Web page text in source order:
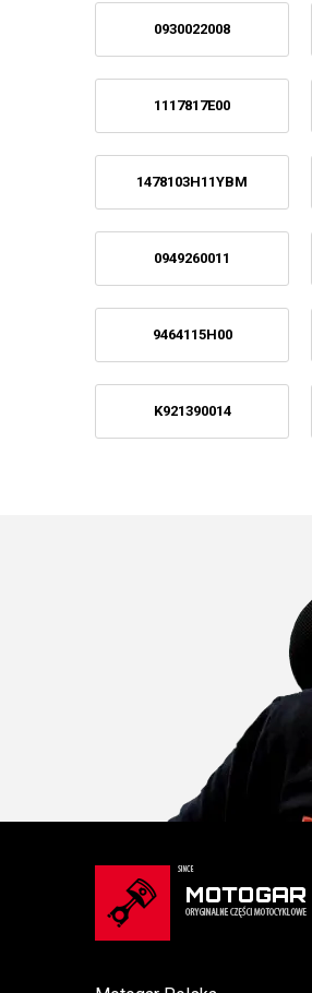
0930022008
1117817E00
1478103H11YBM
0949260011
9464115H00
K921390014